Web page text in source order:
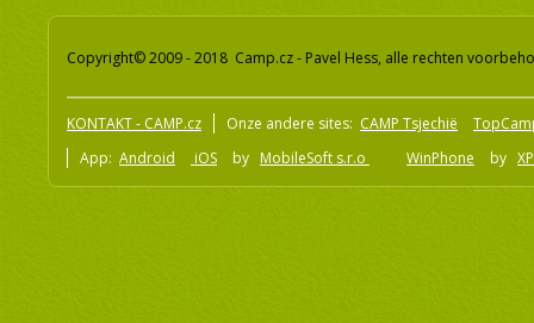
Copyright© 2009 - 2018 Camp.cz - Pavel Hess, alle rechten
KONTAKT - CAMP.cz Onze andere sites: CAMP Tsjechië
App: Android iOS by MobileSoft s.r.o WinPhone by